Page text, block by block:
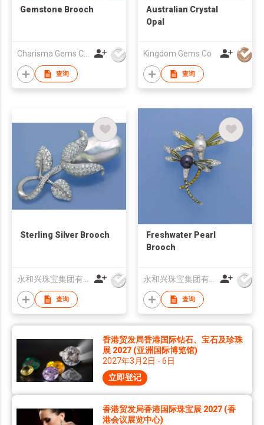
Gemstone Brooch
查询
Australian Crystal
Opal
Kingdom Gems Co
查询
Sterling Silver Brooch
永和兴珠宝集团有限公司
查询
Freshwater Pearl
Brooch
永和兴珠宝集团有限公司
查询
香港贸发局香港国际钻石、宝石及珍珠
展 2027 (亚洲国际博览馆)
2027年3月2日 - 6日
立即登记
香港贸发局香港国际珠宝展 2027 (香
港会议展览中心)